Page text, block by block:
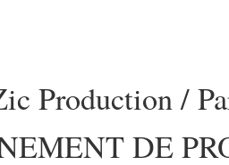
Production /
DE